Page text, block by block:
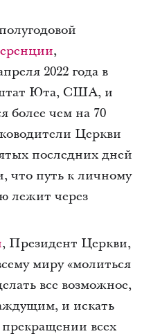
,
2022 года в
Юта, США, и
более чем на 70
Церкви
последних дней
что путь к личному
лежит через
, Президент Церкви,
миру «молиться
все возможное,
и искать
всех